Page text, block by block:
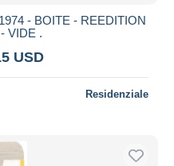
- BOITE - REEDITION
VIDE .
USD
Residenziale